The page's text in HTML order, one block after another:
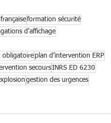
formation sécurité
d'affichage
obligatoire plan d’intervention ERP
secoursINRS ED 6230
gestion des urgences